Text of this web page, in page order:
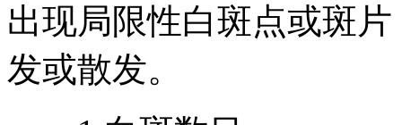
出现局限性白斑点或斑
发或散发。